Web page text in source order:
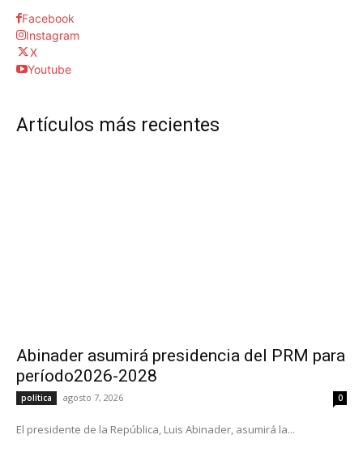
Facebook
Instagram
X
Youtube
Artículos más recientes
Abinader asumirá presidencia del PRM para
período2026-2028
política agosto 7, 2026 0
El presidente de la República, Luis Abinader, asumirá la...